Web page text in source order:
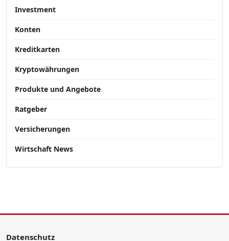
Investment
Konten
Kreditkarten
Kryptowährungen
Produkte und Angebote
Ratgeber
Versicherungen
Wirtschaft News
Datenschutz